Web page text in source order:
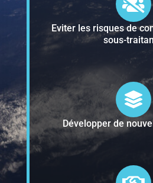
Eviter les risques de
sous-
Développer de